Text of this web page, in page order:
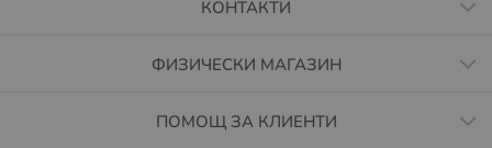
КОНТАКТИ
ФИЗИЧЕСКИ МАГАЗИН
ПОМОЩ ЗА КЛИЕНТИ